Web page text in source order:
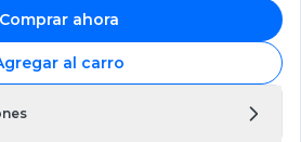
Comprar ahora
al carro